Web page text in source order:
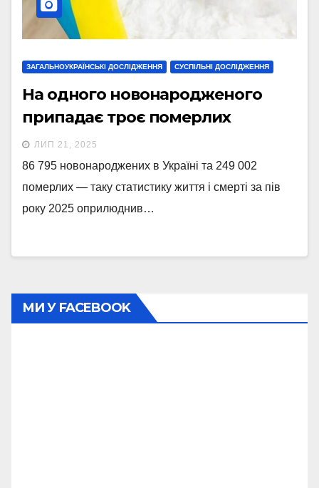
ЗАГАЛЬНОУКРАЇНСЬКІ ДОСЛІДЖЕННЯ СУСПІЛЬНІ ДОСЛІДЖЕННЯ
На одного новонародженого
припадає троє померлих
ЛИП 21, 2025
86 795 новонароджених в Україні та 249 002
померлих — таку статистику життя і смерті за пів
року 2025 оприлюднив…
МИ У FACEBOOK